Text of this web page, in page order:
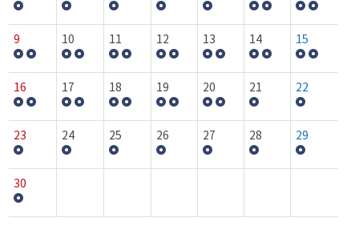
9 10 11 12 13 14 15
16 17 18 19 20 21 22
23 24 25 26 27 28 29
30